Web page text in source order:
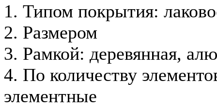
1. Типом покрытия:
2. Размером
3. Рамкой: деревянная,
4. По количеству
элементные